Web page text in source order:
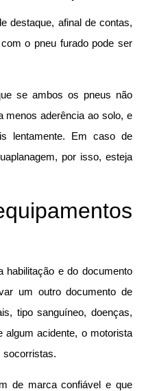
destaque, afinal de contas,
o pneu furado pode ser
se ambos os pneus não
menos aderência ao solo, e
lentamente. Em caso de
por isso, esteja
habilitação e do documento
um outro documento de
tipo sanguíneo, doenças,
acidente, o motorista
socorristas.
de marca confiável e que